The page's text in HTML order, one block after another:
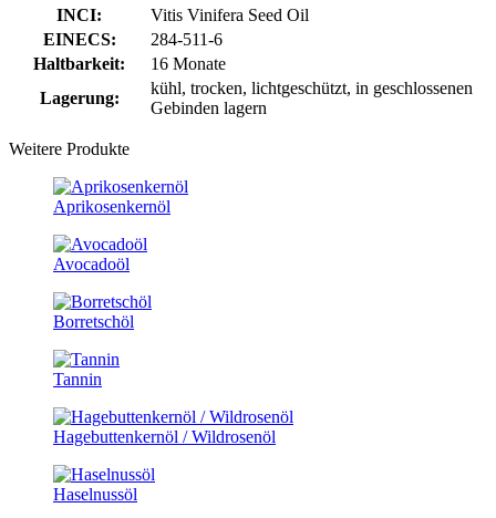
INCI:
Vitis Vinifera Seed Oil
EINECS:
284-511-6
Haltbarkeit:
16 Monate
Lagerung:
kühl, trocken, lichtgeschützt, in geschlossenen
Gebinden lagern
Weitere Produkte
Aprikosenkernöl
Avocadoöl
Borretschöl
Tannin
Hagebuttenkernöl / Wildrosenöl
Haselnussöl